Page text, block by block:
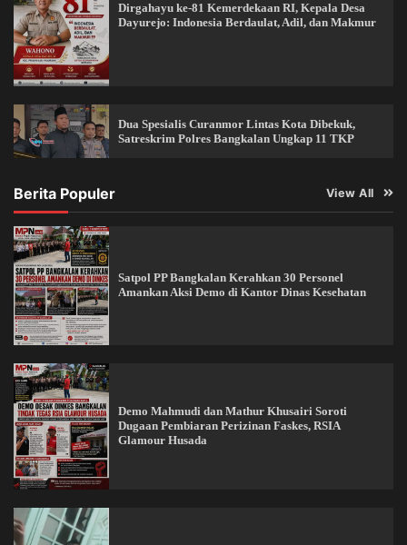
Dirgahayu ke-81 Kemerdekaan RI, Kepala Desa
Dayurejo: Indonesia Berdaulat, Adil, dan Makmur
Dua Spesialis Curanmor Lintas Kota Dibekuk,
Satreskrim Polres Bangkalan Ungkap 11 TKP
Berita Populer View All
Satpol PP Bangkalan Kerahkan 30 Personel
Amankan Aksi Demo di Kantor Dinas Kesehatan
Demo Mahmudi dan Mathur Khusairi Soroti
Dugaan Pembiaran Perizinan Faskes, RSIA
Glamour Husada